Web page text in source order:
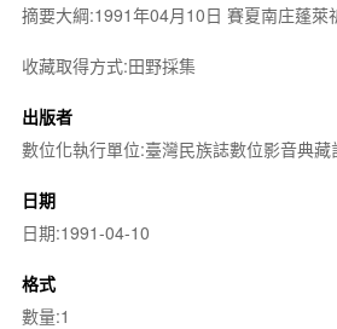
摘要大綱:1991年04月10日 賽夏南庄蓬萊
收藏取得方式:田野採集
出版者
數位化執行單位:臺灣民族誌數位影音典藏
日期
日期:1991-04-10
格式
數量:1